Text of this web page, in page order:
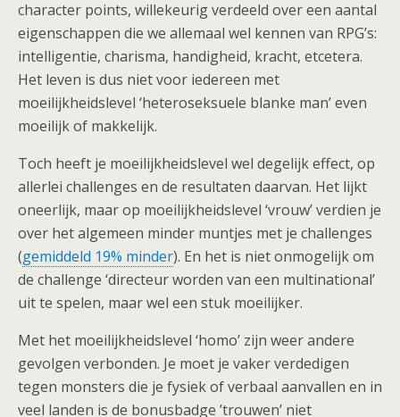
character points, willekeurig verdeeld over een aantal
eigenschappen die we allemaal wel kennen van RPG’s:
intelligentie, charisma, handigheid, kracht, etcetera.
Het leven is dus niet voor iedereen met
moeilijkheidslevel ‘heteroseksuele blanke man’ even
moeilijk of makkelijk.
Toch heeft je moeilijkheidslevel wel degelijk effect, op
allerlei challenges en de resultaten daarvan. Het lijkt
oneerlijk, maar op moeilijkheidslevel ‘vrouw’ verdien je
over het algemeen minder muntjes met je challenges
(gemiddeld 19% minder). En het is niet onmogelijk om
de challenge ‘directeur worden van een multinational’
uit te spelen, maar wel een stuk moeilijker.
Met het moeilijkheidslevel ‘homo’ zijn weer andere
gevolgen verbonden. Je moet je vaker verdedigen
tegen monsters die je fysiek of verbaal aanvallen en in
veel landen is de bonusbadge ’trouwen’ niet